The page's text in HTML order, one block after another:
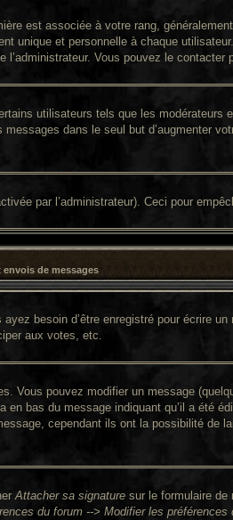
est associée à votre rang,
et personnelle à chaque
Vous pouvez le contacter
utilisateurs tels que les
dans le seul but d’augmenter
par l’administrateur). Ceci pour
envois de messages
besoin d’être enregistré pour écrire
aux votes, etc.
Vous pouvez modifier un message
bas du message indiquant qu’il a été
cependant ils ont la possibilité de
Attacher sa signature sur le formulaire de
du forum --> Modifier les préférences